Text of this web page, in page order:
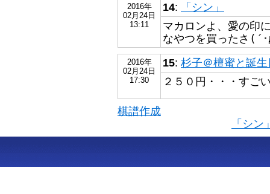
2016年
02月24日
13:11
14: 「シン」
マカロンよ、愛の印
なやつを買ったさ(´
2016年
02月24日
17:30
15: 杉子＠檀蜜と誕
２５０円・・・すご
棋譜作成
「シ